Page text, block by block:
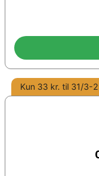
Kun 33 kr. til 31/3-